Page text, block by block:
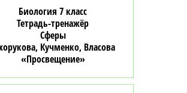
Биология 7 класс
Тетрадь-тренажёр
Сферы
Кучменко, Власова
«Просвещение»